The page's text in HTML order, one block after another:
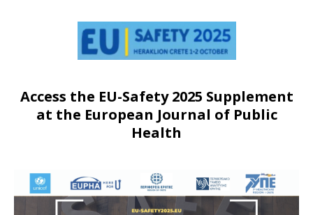
Access the EU-Safety 2025 Supplement
at the European Journal of Public
Health